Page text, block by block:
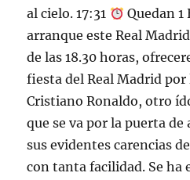
al cielo. 17:31
Quedan 1
arranque este Real
de las 18.30 horas,
fiesta del Real Madrid por
Cristiano Ronaldo, otro
que se va por la puerta
sus evidentes carencias
con tanta facilidad. Se ha